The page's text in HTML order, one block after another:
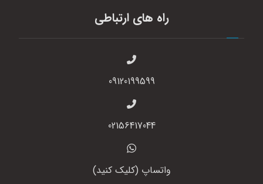
راه های ارتباطی
09120199599
02156417044
واتساپ (کلیک کنید)